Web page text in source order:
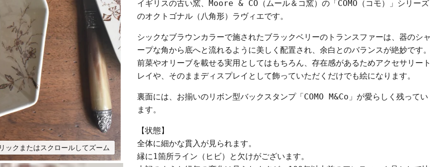
ックまたはスクロールしてズーム
イギリスの古い窯、Moore & CO（ムール＆コ窯）の「COMO（コモ）」シリーズ
のオクトゴナル（八角形）ラヴィエです。
シックなブラウンカラーで施されたブラックベリーのトランスファーは、器のシャ
ープな角から底へと流れるように美しく配置され、余白とのバランスが絶妙です。
前菜やオリーブを載せる実用としてはもちろん、存在感があるためアクセサリート
レイや、そのままディスプレイとして飾っていただくだけでも絵になります。
裏面には、お揃いのリボン型バックスタンプ「COMO M&Co」が愛らしく残ってい
ます。
【状態】
全体に細かな貫入が見られます。
縁に1箇所ライン（ヒビ）と欠けがございます。